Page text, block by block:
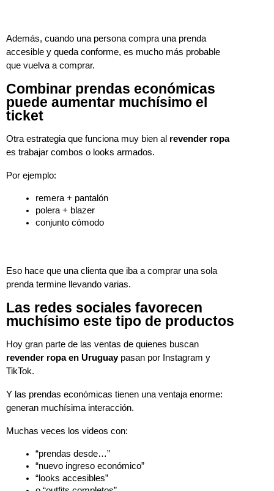
Además, cuando una persona compra una prenda
accesible y queda conforme, es mucho más probable
que vuelva a comprar.
Combinar prendas económicas
puede aumentar muchísimo el
ticket
Otra estrategia que funciona muy bien al revender ropa
es trabajar combos o looks armados.
Por ejemplo:
remera + pantalón
polera + blazer
conjunto cómodo
Eso hace que una clienta que iba a comprar una sola
prenda termine llevando varias.
Las redes sociales favorecen
muchísimo este tipo de productos
revender ropa en Uruguay pasan por Instagram y
TikTok.
Y las prendas económicas tienen una ventaja enorme:
generan muchísima interacción.
Muchas veces los videos con:
“prendas desde…”
“nuevo ingreso económico”
“looks accesibles”